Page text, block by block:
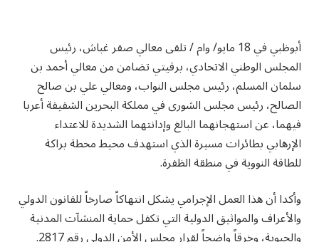
أبوظبي في 18 مايو/ وام / تلقى معالي صقر غباش، رئيس
المجلس الوطني الاتحادي، برقيتي تضامن من معالي أحمد بن
سلمان المسلم، رئيس مجلس النواب، ومعالي علي بن صالح
الصالح، رئيس مجلس الشورى في مملكة البحرين الشقيقة أعربا
فيهما، عن استهجانهما البالغ وإدانتهما الشديدة للاعتداء
الإرهابي بطائرات مسيرة الذي استهدف محيط محطة براكة
للطاقة النووية في منطقة الظفرة.
وأكدا أن هذا العمل الإجرامي يشكل انتهاكاً صارخاً للقانون الدولي
والأعراف والمواثيق الدولية التي تكفل حماية المنشآت المدنية